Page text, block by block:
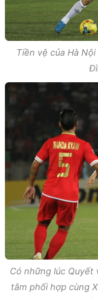
Tiền vệ của Hà
Có những lúc
tâm phối hợp cùng